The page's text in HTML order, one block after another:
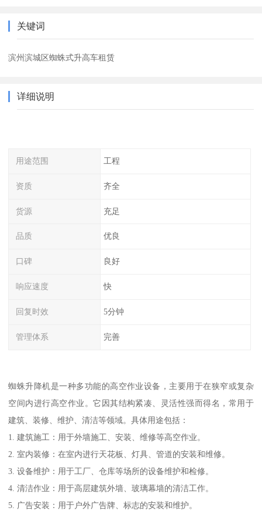
关键词
滨州滨城区蜘蛛式升高车租赁
详细说明
用途范围 工程
资质 齐全
货源 充足
品质 优良
口碑 良好
响应速度 快
回复时效 5分钟
管理体系 完善
蜘蛛升降机是一种多功能的高空作业设备，主要用于在狭窄或复杂
空间内进行高空作业。它因其结构紧凑、灵活性强而得名，常用于
建筑、装修、维护、清洁等领域。具体用途包括：
1. 建筑施工：用于外墙施工、安装、维修等高空作业。
2. 室内装修：在室内进行天花板、灯具、管道的安装和维修。
3. 设备维护：用于工厂、仓库等场所的设备维护和检修。
4. 清洁作业：用于高层建筑外墙、玻璃幕墙的清洁工作。
5. 广告安装：用于户外广告牌、标志的安装和维护。